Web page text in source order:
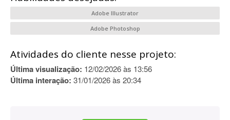
Adobe Illustrator
Adobe Photoshop
Atividades do cliente nesse projeto:
Última visualização: 12/02/2026 às 13:56
Última interação: 31/01/2026 às 20:34